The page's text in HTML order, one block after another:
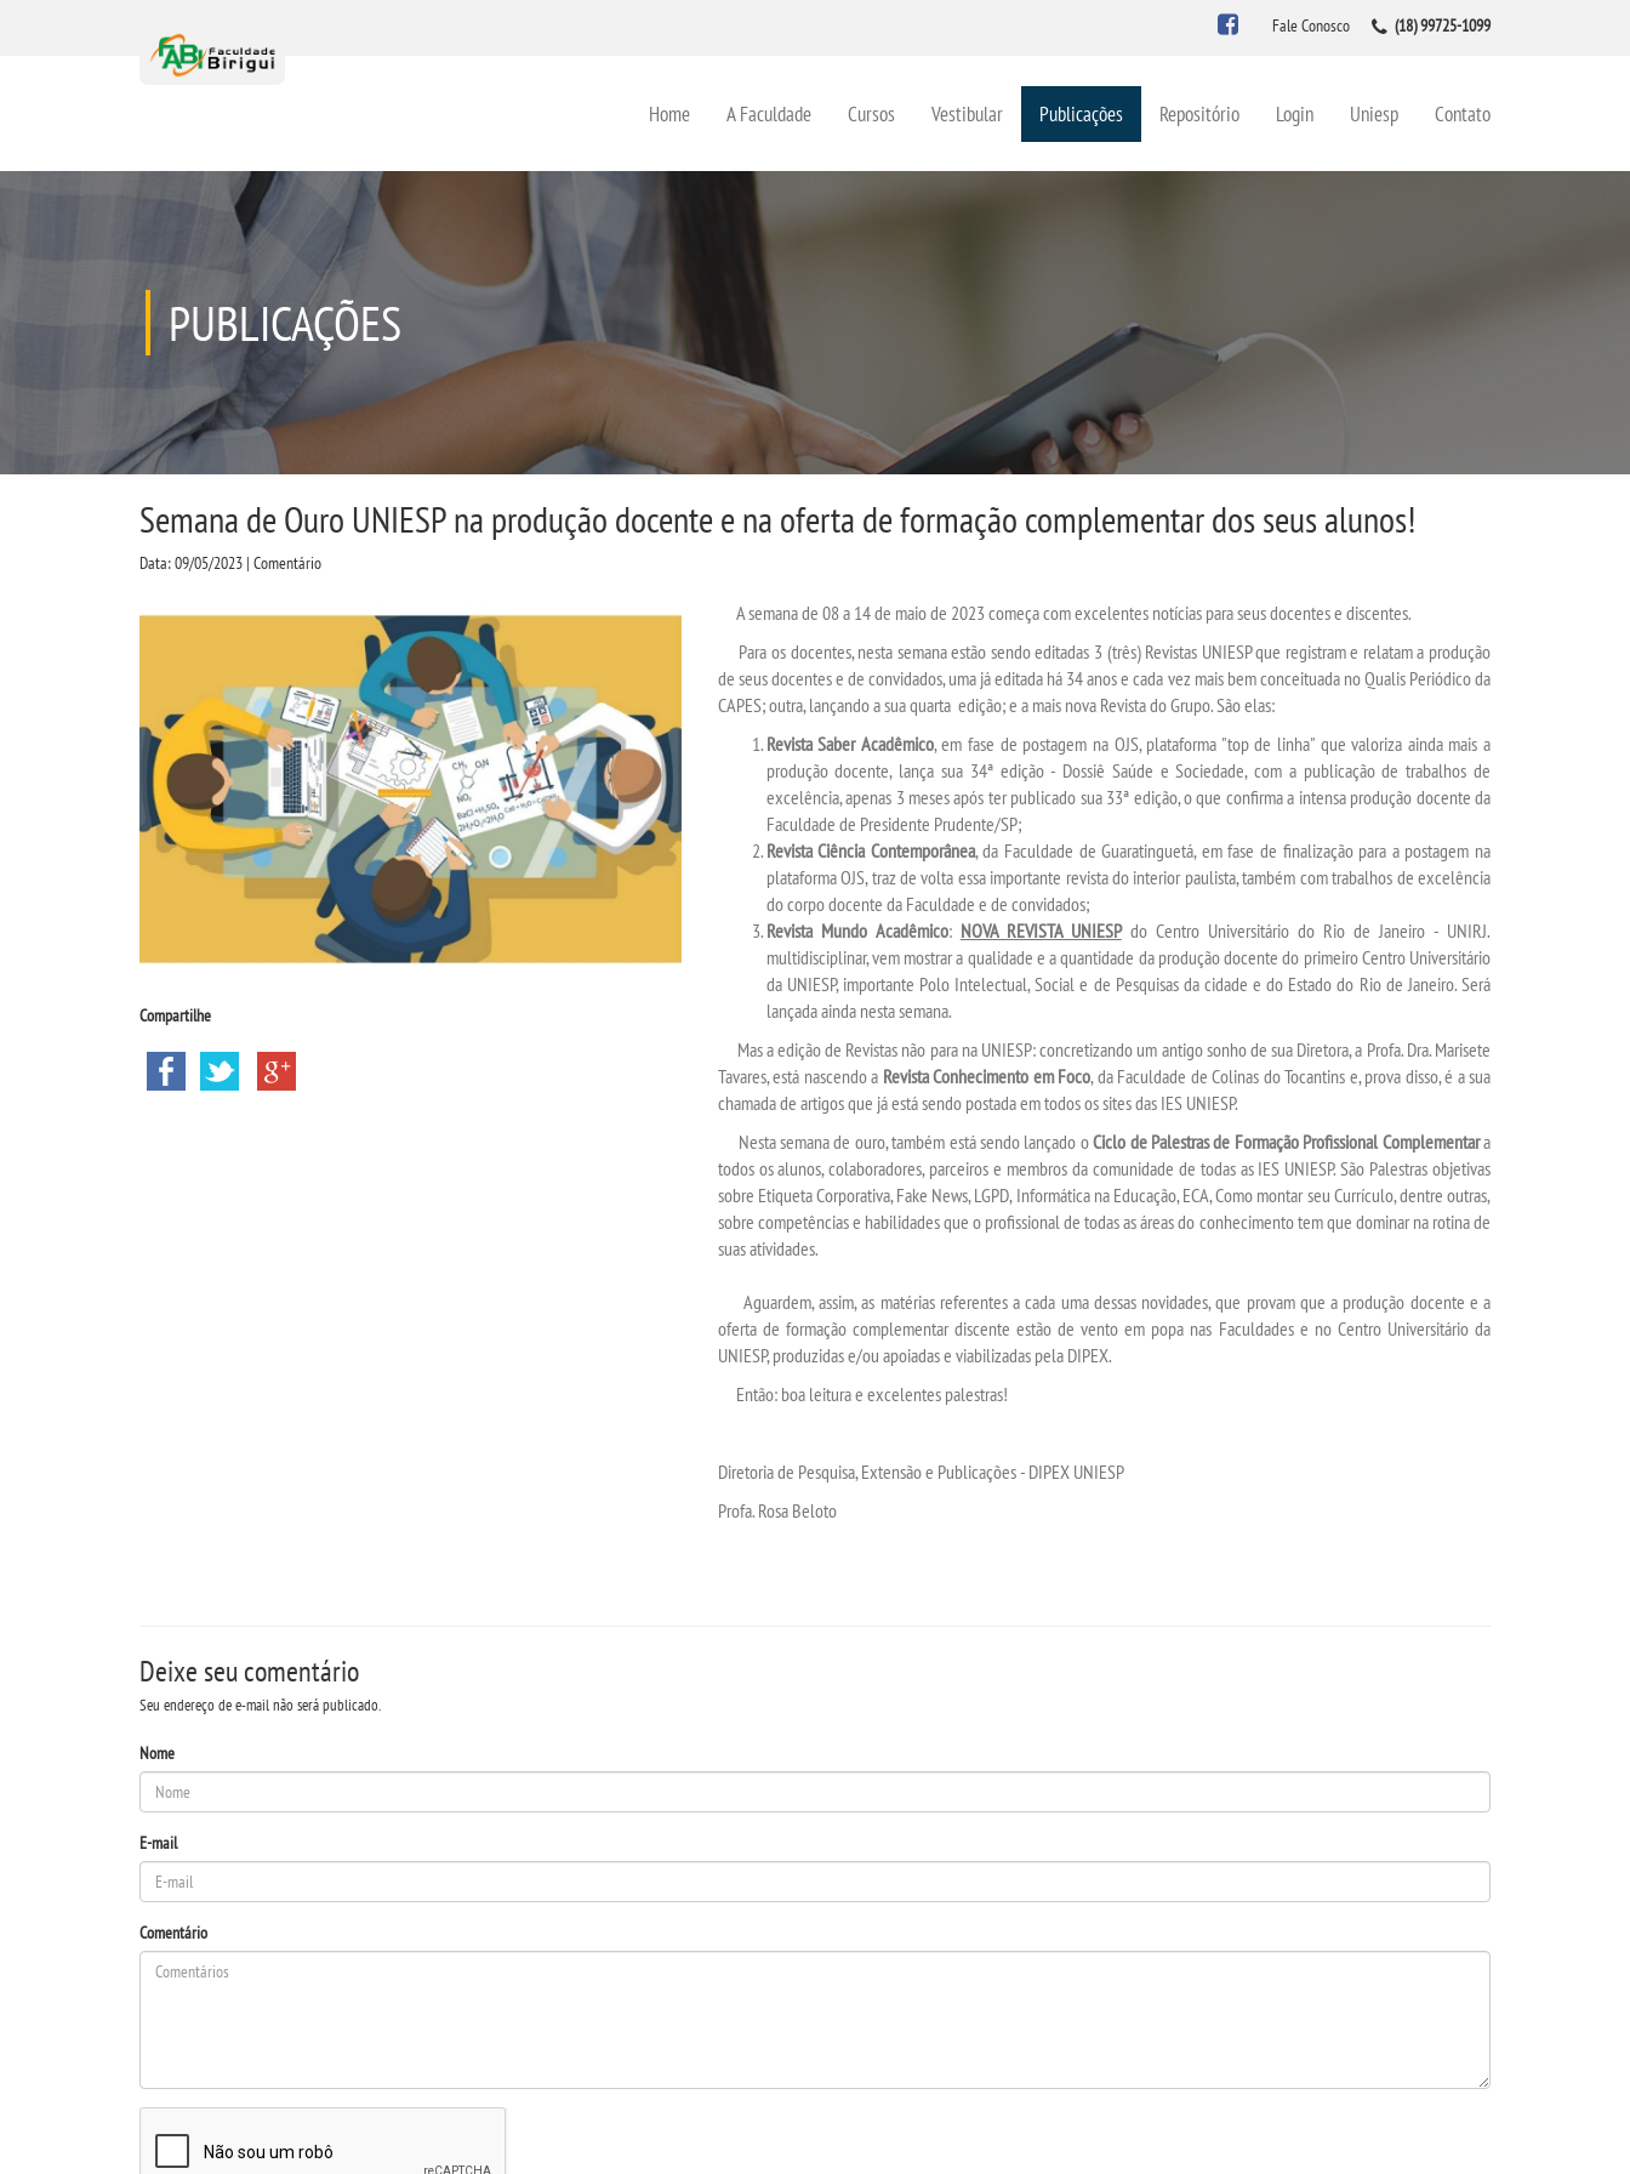
Fale Conosco (18) 99725-1099
Home A Faculdade Cursos Vestibular Publicações Repositório Login Uniesp Contato
PUBLICAÇÕES
Semana de Ouro UNIESP na produção docente e na oferta de formação complementar dos seus alunos!
Data: 09/05/2023 | Comentário
Compartilhe
A semana de 08 a 14 de maio de 2023 começa com excelentes notícias para seus docentes e discentes.
Para os docentes, nesta semana estão sendo editadas 3 (três) Revistas UNIESP que registram e relatam a produção
de seus docentes e de convidados, uma já editada há 34 anos e cada vez mais bem conceituada no Qualis Periódico da
CAPES; outra, lançando a sua quarta edição; e a mais nova Revista do Grupo. São elas:
Revista Saber Acadêmico, em fase de postagem na OJS, plataforma "top de linha" que valoriza ainda mais a
produção docente, lança sua 34ª edição - Dossiê Saúde e Sociedade, com a publicação de trabalhos de
excelência, apenas 3 meses após ter publicado sua 33ª edição, o que confirma a intensa produção docente da
Faculdade de Presidente Prudente/SP;
Revista Ciência Contemporânea, da Faculdade de Guaratinguetá, em fase de finalização para a postagem na
plataforma OJS, traz de volta essa importante revista do interior paulista, também com trabalhos de excelência
do corpo docente da Faculdade e de convidados;
Revista Mundo Acadêmico: NOVA REVISTA UNIESPdo Centro Universitário do Rio de Janeiro - UNIRJ.
multidisciplinar, vem mostrar a qualidade e a quantidade da produção docente do primeiro Centro Universitário
da UNIESP, importante Polo Intelectual, Social e de Pesquisas da cidade e do Estado do Rio de Janeiro. Será
lançada ainda nesta semana.
Mas a edição de Revistas não para na UNIESP: concretizando um antigo sonho de sua Diretora, a Profa. Dra. Marisete
Tavares, está nascendo a Revista Conhecimento em Foco, da Faculdade de Colinas do Tocantins e, prova disso, é a sua
chamada de artigos que já está sendo postada em todos os sites das IES UNIESP.
Nesta semana de ouro, também está sendo lançado oCiclo de Palestras de Formação Profissional Complementara
todos os alunos, colaboradores, parceiros e membros da comunidade de todas as IES UNIESP. São Palestras objetivas
sobre Etiqueta Corporativa, Fake News, LGPD, Informática na Educação, ECA, Como montar seu Currículo, dentre outras,
sobre competências e habilidades que o profissional de todas as áreas do conhecimento tem que dominar na rotina de
suas atividades.
Aguardem, assim, as matérias referentes a cada uma dessas novidades, que provam que a produção docente e a
oferta de formação complementar discente estão de vento em popa nas Faculdades e no Centro Universitário da
UNIESP, produzidas e/ou apoiadas e viabilizadas pela DIPEX.
Então: boa leitura e excelentes palestras!
Diretoria de Pesquisa, Extensão e Publicações - DIPEX UNIESP
Profa. Rosa Beloto
Deixe seu comentário
Seu endereço de e-mail não será publicado.
Nome
E-mail
Comentário